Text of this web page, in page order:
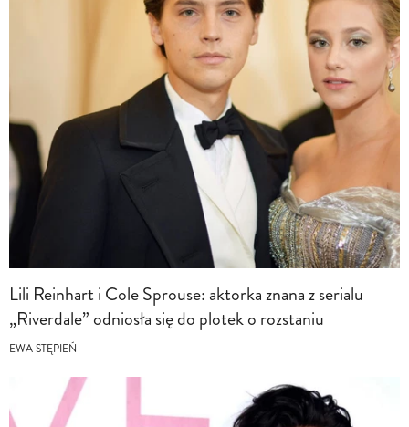
Lili Reinhart i Cole Sprouse: aktorka znana z serialu
„Riverdale” odniosła się do plotek o rozstaniu
EWA STĘPIEŃ